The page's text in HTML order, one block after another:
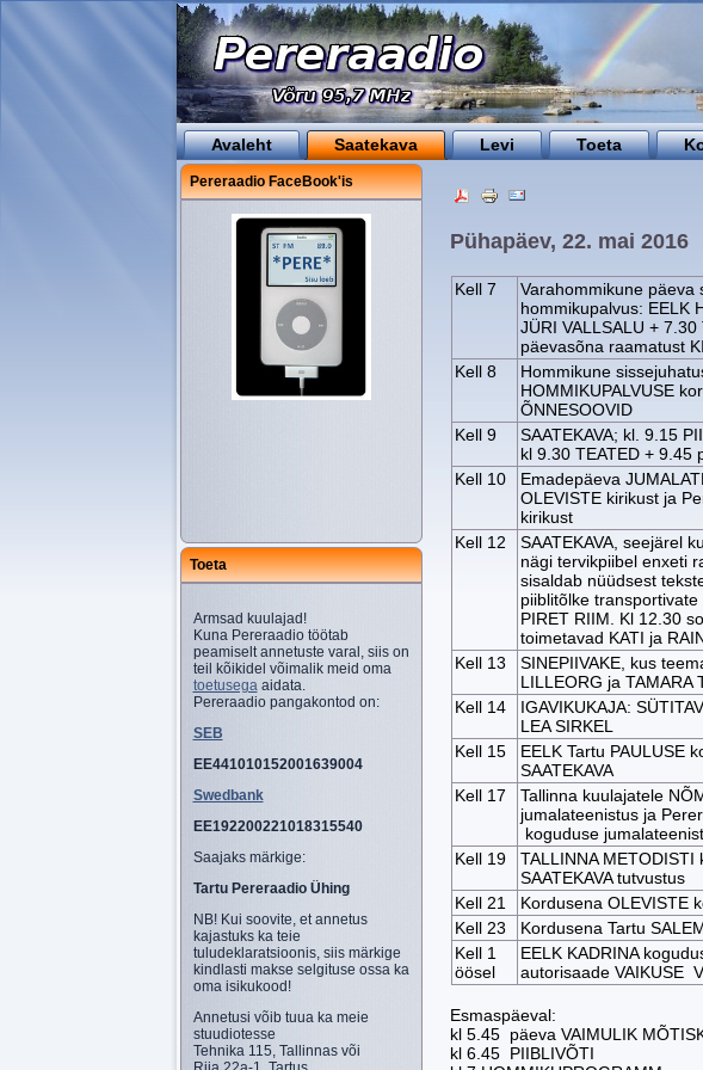
Avaleht Saatekava Levi Toeta
Pereraadio FaceBook'is
Toeta
Armsad kuulajad!
Kuna Pereraadio töötab
peamiselt annetuste varal, siis on
teil kõikidel võimalik meid oma
toetusegaaidata.
Pereraadio pangakontod on:
SEB
EE441010152001639004
Swedbank
EE192200221018315540
Saajaks märkige:
Tartu Pereraadio Ühing
NB! Kui soovite, et annetus
kajastuks ka teie
tuludeklaratsioonis, siis märkige
kindlasti makse selgituse ossa ka
oma isikukood!
Annetusi võib tuua ka meie
stuudiotesse
Tehnika 115, Tallinnas või
Pühapäev, 22. mai 2016
Kell 7
Varahommikune päeva
hommikupalvus: EELK
JÜRI VALLSALU + 7.30
päevasõna raamatust
Kell 8
Hommikune
HOMMIKUPALVUSE
ÕNNESOOVID
Kell 9
SAATEKAVA; kl. 9.15
kl 9.30 TEATED + 9.45
Kell 10
Emadepäeva
OLEVISTE kirikust ja
kirikust
Kell 12
SAATEKAVA, seejärel
nägi tervikpiibel enxeti
sisaldab nüüdsest
piiblitõlke
PIRET RIIM. Kl 12.30
toimetavad KATI ja
Kell 13
SINEPIIVAKE, kus
LILLEORG ja TAMARA
Kell 14
IGAVIKUKAJA:
LEA SIRKEL
Kell 15
EELK Tartu PAULUSE
SAATEKAVA
Kell 17
Tallinna kuulajatele
jumalateenistus ja
koguduse
Kell 19
TALLINNA
SAATEKAVA tutvustus
Kell 21
Kordusena OLEVISTE
Kell 23
Kordusena Tartu
Kell 1
öösel
EELK KADRINA
autorisaade VAIKUSE
Esmaspäeval:
kl 5.45 päeva VAIMULIK
kl 6.45 PIIBLIVÕTI